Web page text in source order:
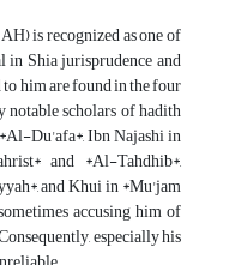
is recognized as one of
Shia jurisprudence and
him are found in the four
scholars of hadith
Du'afa*, Ibn Najashi in
and *Al-Tahdhib*,
and Khui in *Mu'jam
accusing him of
especially his